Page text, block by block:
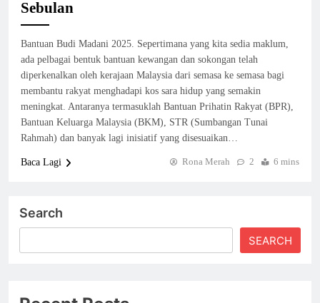
Sebulan
Bantuan Budi Madani 2025. Sepertimana yang kita sedia maklum,
ada pelbagai bentuk bantuan kewangan dan sokongan telah
diperkenalkan oleh kerajaan Malaysia dari semasa ke semasa bagi
membantu rakyat menghadapi kos sara hidup yang semakin
meningkat. Antaranya termasuklah Bantuan Prihatin Rakyat (BPR),
Bantuan Keluarga Malaysia (BKM), STR (Sumbangan Tunai
Rahmah) dan banyak lagi inisiatif yang disesuaikan…
Baca Lagi Rona Merah 2 6 mins
Search
SEARCH